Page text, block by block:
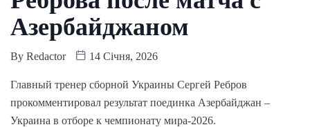
Азербайджаном
By Redactor 14 Січня, 2026
Главный тренер сборной Украины Сергей Ребров
прокомментировал результат поединка Азербайджан –
Украина в отборе к чемпионату мира-2026.